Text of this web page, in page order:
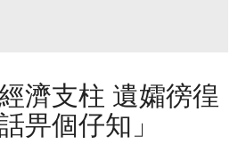
濟支柱 遺孀徬徨
畀個仔知」